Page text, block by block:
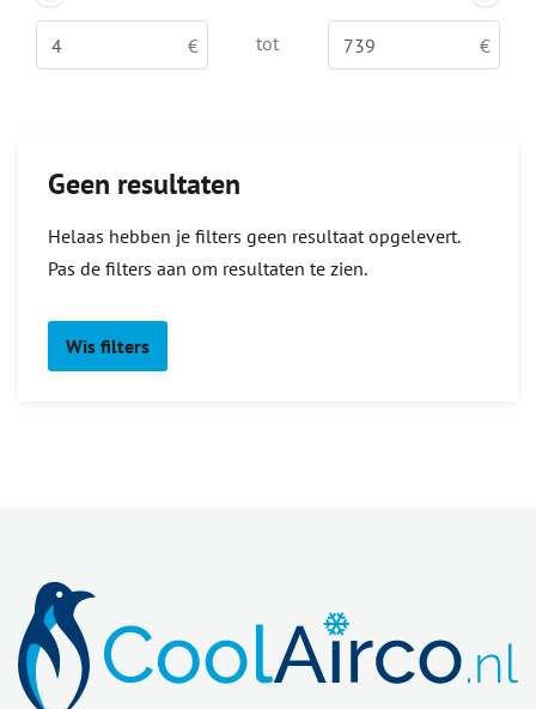
tot
Geen resultaten
Helaas hebben je filters geen resultaat opgelevert.
Pas de filters aan om resultaten te zien.
Wis filters